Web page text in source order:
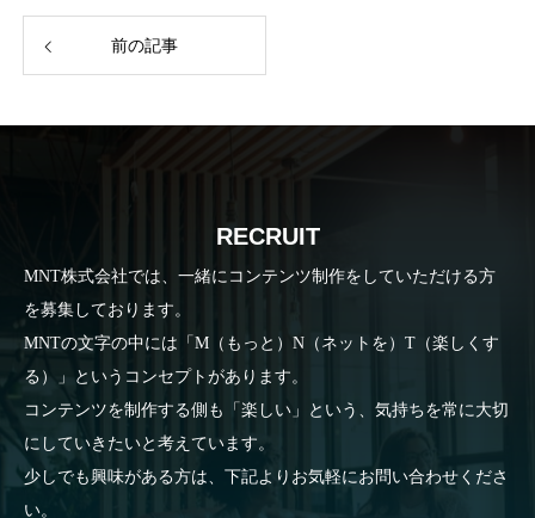
前の記事
RECRUIT
MNT株式会社では、一緒にコンテンツ制作をしていただける方
を募集しております。
MNTの文字の中には「M（もっと）N（ネットを）T（楽しくす
る）」というコンセプトがあります。
コンテンツを制作する側も「楽しい」という、気持ちを常に大切
にしていきたいと考えています。
少しでも興味がある方は、下記よりお気軽にお問い合わせくださ
い。